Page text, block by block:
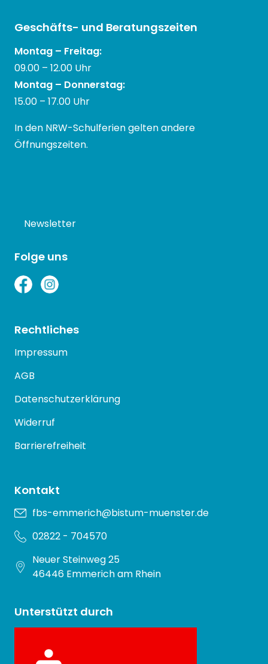
Geschäfts- und Beratungszeiten
Montag – Freitag:
09.00 – 12.00 Uhr
Montag – Donnerstag:
15.00 – 17.00 Uhr
In den NRW-Schulferien gelten andere
Öffnungszeiten.
Newsletter
Folge uns
Rechtliches
Impressum
AGB
Datenschutzerklärung
Widerruf
Barrierefreiheit
Kontakt
fbs-emmerich@bistum-muenster.de
02822 - 704570
Neuer Steinweg 25
46446 Emmerich am Rhein
Unterstützt durch